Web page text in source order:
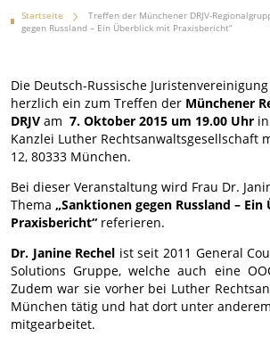
Startseite
Treffen der Münchener DRJV-
gegen Russland – Ein Überblick mit Praxisbericht“
Die Deutsch-Russische
herzlich ein zum Treffen der Münchener
DRJV am 7. Oktober 2015 um 19.00 Uhr
Kanzlei Luther Rechtsanwaltsgesellschaft
12, 80333 München.
Bei dieser Veranstaltung wird Frau Dr.
Thema „Sanktionen gegen Russland –
Praxisbericht“ referieren.
Dr. Janine Rechel ist seit 2011 General
Solutions Gruppe, welche auch eine
Zudem war sie vorher bei Luther
München tätig und hat dort unter
mitgearbeitet.